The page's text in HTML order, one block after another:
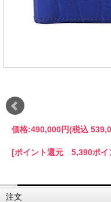
価格:490,000円(税込
[ポイント還元 5,390ポイ
注文